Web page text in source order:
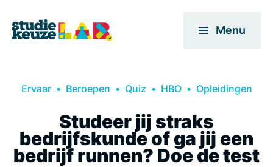
Menu
Ervaar Beroepen Quiz HBO Opleidingen
Studeer jij straks
bedrijfskunde of ga jij een
bedrijf runnen? Doe de test